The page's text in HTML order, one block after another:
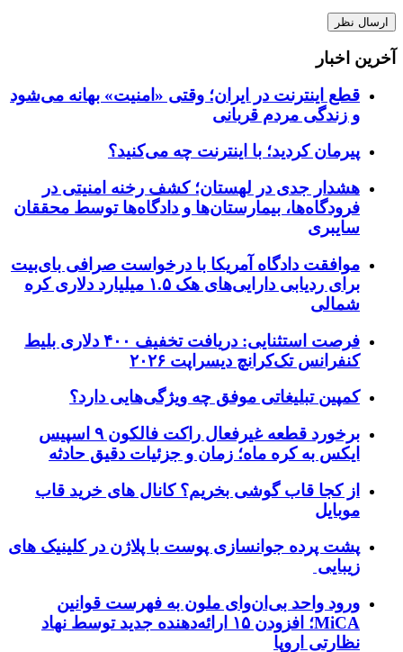
آخرین اخبار
قطع اینترنت در ایران؛ وقتی «امنیت» بهانه می‌شود
و زندگی مردم قربانی
پیرمان کردید؛ با اینترنت چه می‌کنید؟
هشدار جدی در لهستان؛ کشف رخنه امنیتی در
فرودگاه‌ها، بیمارستان‌ها و دادگاه‌ها توسط محققان
سایبری
موافقت دادگاه آمریکا با درخواست صرافی بای‌بیت
برای ردیابی دارایی‌های هک ۱.۵ میلیارد دلاری کره
شمالی
فرصت استثنایی: دریافت تخفیف ۴۰۰ دلاری بلیط
کنفرانس تک‌کرانچ دیسراپت ۲۰۲۶
کمپین تبلیغاتی موفق چه ویژگی‌هایی دارد؟
برخورد قطعه غیرفعال راکت فالکون ۹ اسپیس
ایکس به کره ماه؛ زمان و جزئیات دقیق حادثه
از کجا قاب گوشی بخریم؟ کانال های خرید قاب
موبایل
پشت پرده جوانسازی پوست با پلاژن در کلینیک های
زیبایی
ورود واحد بی‌ان‌وای ملون به فهرست قوانین
MiCA؛ افزودن ۱۵ ارائه‌دهنده جدید توسط نهاد
نظارتی اروپا